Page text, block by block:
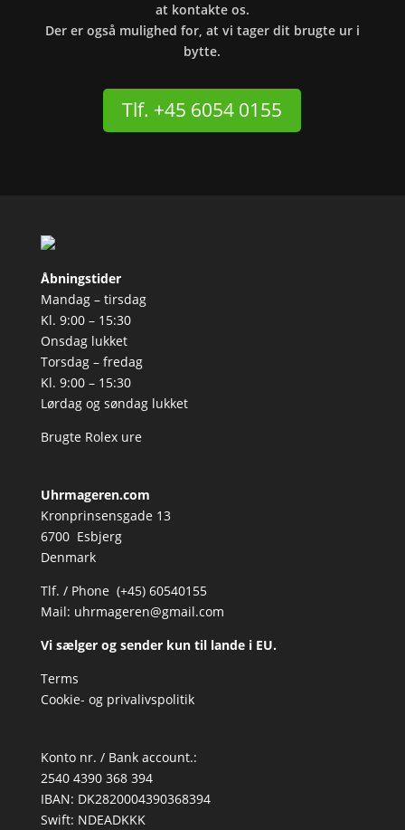
at kontakte os.
Der er også mulighed for, at vi tager dit brugte ur i
bytte.
Tlf. +45 6054 0155
Åbningstider
Mandag – tirsdag
Kl. 9:00 – 15:30
Onsdag lukket
Torsdag – fredag
Kl. 9:00 – 15:30
Lørdag og søndag lukket
Brugte Rolex ure
Uhrmageren.com
Kronprinsensgade 13
6700 Esbjerg
Denmark
Tlf. / Phone (+45) 60540155
Mail: uhrmageren@gmail.com
Vi sælger og sender kun til lande i EU.
Terms
Cookie- og privalivspolitik
Konto nr. / Bank account.:
2540 4390 368 394
IBAN: DK2820004390368394
Swift: NDEADKKK